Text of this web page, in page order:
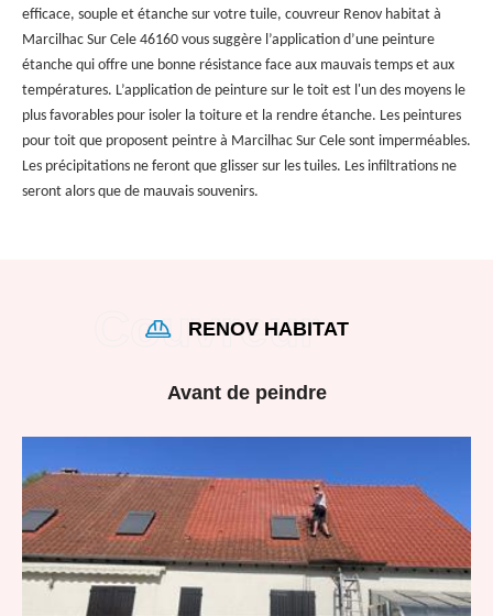
efficace, souple et étanche sur votre tuile, couvreur Renov habitat à
Marcilhac Sur Cele 46160 vous suggère l’application d’une peinture
étanche qui offre une bonne résistance face aux mauvais temps et aux
températures. L’application de peinture sur le toit est l'un des moyens le
plus favorables pour isoler la toiture et la rendre étanche. Les peintures
pour toit que proposent peintre à Marcilhac Sur Cele sont imperméables.
Les précipitations ne feront que glisser sur les tuiles. Les infiltrations ne
seront alors que de mauvais souvenirs.
RENOV HABITAT
Avant de peindre